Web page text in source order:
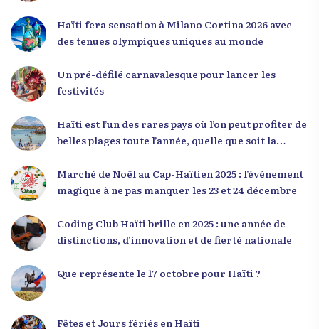
pouvons pas résoudre un problème avec la
mentalité qui l’a créé. » Il a encouragé la jeunesse
sur la discipline, l’excellence et la responsabilité.
Le révérend a également rappelé que la jeunesse
du pays, et qu’un engagement structuré de
seulement 4 % d’entre eux pourrait modifier
seconde intervention, « Jenès la ak responsablite l
», a souligné le lien indissociable entre potentiel et
responsabilité. Le Dr Volcy a invité les jeunes à
devenir des acteurs de transformation dans leurs
communautés, à investir dans leur formation et à
développer un leadership intègre. Appel à un
Haïti fera sensation à Milano Cortina 2026 avec
des tenues olympiques uniques au monde
Un pré-défilé carnavalesque pour lancer les
festivités
Haïti est l’un des rares pays où l’on peut profiter de
belles plages toute l’année, quelle que soit la
Marché de Noël au Cap-Haïtien 2025 : l’événement
magique à ne pas manquer les 23 et 24 décembre
Coding Club Haïti brille en 2025 : une année de
distinctions, d’innovation et de fierté nationale
Que représente le 17 octobre pour Haïti ?
Fêtes et Jours fériés en Haïti